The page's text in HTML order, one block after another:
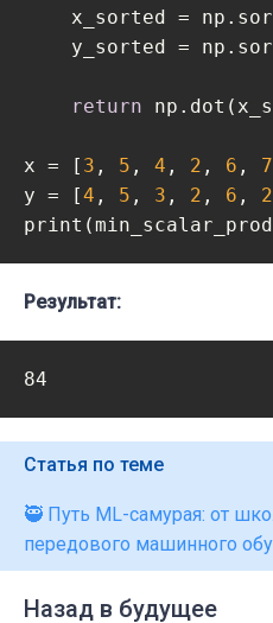
x_sorted =
y_sorted =
return
x = [ 3 , 5 , 4 , 2 , 6 , 7
y = [4 , 5 , 3 , 2 , 6 , 2
Результат:
84
Статья по теме
🥷 Путь ML-самурая: от
передового машинного
Назад в будущее